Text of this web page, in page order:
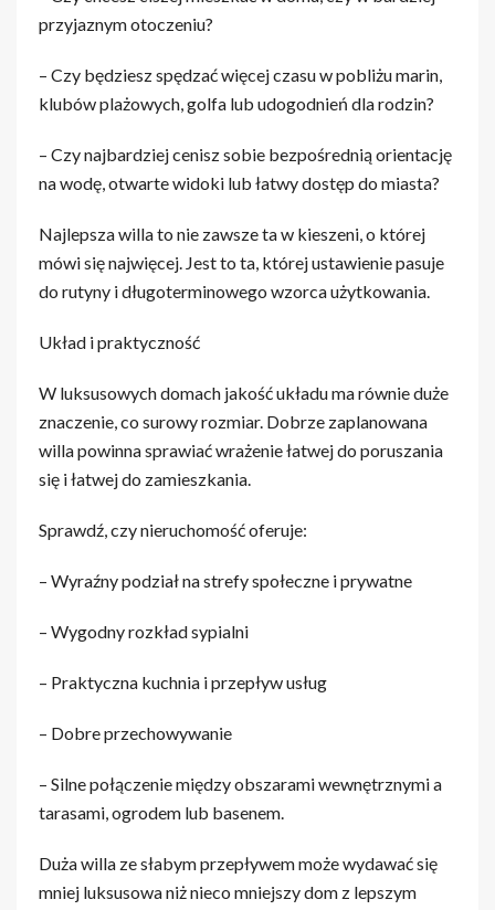
przyjaznym otoczeniu?
– Czy będziesz spędzać więcej czasu w pobliżu marin,
klubów plażowych, golfa lub udogodnień dla rodzin?
– Czy najbardziej cenisz sobie bezpośrednią orientację
na wodę, otwarte widoki lub łatwy dostęp do miasta?
Najlepsza willa to nie zawsze ta w kieszeni, o której
mówi się najwięcej. Jest to ta, której ustawienie pasuje
do rutyny i długoterminowego wzorca użytkowania.
Układ i praktyczność
W luksusowych domach jakość układu ma równie duże
znaczenie, co surowy rozmiar. Dobrze zaplanowana
willa powinna sprawiać wrażenie łatwej do poruszania
się i łatwej do zamieszkania.
Sprawdź, czy nieruchomość oferuje:
– Wyraźny podział na strefy społeczne i prywatne
– Wygodny rozkład sypialni
– Praktyczna kuchnia i przepływ usług
– Dobre przechowywanie
– Silne połączenie między obszarami wewnętrznymi a
tarasami, ogrodem lub basenem.
Duża willa ze słabym przepływem może wydawać się
mniej luksusowa niż nieco mniejszy dom z lepszym